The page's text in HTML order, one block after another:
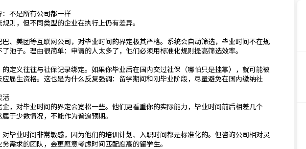
不是所有公司都一样
则，但不同类型的企业在执行上仍有差异。
、美团等互联网公司，对毕业时间的界定极其严格。系统会自动筛选，毕业时间不在规
池子。理由很简单：申请的人太多了，他们必须用标准化规则提高筛选效率。
定义往往与社保记录绑定。如果你毕业后在国内交过社保（哪怕只是挂靠），就可能被
届生资格。这也是为什么反复强调：留学期间和刚毕业阶段，尽量避免在国内缴纳社
活
，对毕业时间的界定会宽松一些。他们更看重你的实际能力，毕业时间前后相差几个
于少数情况，不能作为普遍预期。
毕业时间非常敏感，因为他们的培训计划、入职时间都是标准化的。但咨询公司相对灵
需求的团队，会更愿意考虑时间匹配度高的留学生。